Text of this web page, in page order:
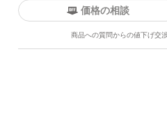
価格の相談
商品への質問からの値下げ交